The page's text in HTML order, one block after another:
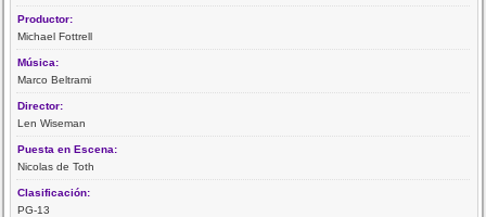
Productor:
Michael Fottrell
Música:
Marco Beltrami
Director:
Len Wiseman
Puesta en Escena:
Nicolas de Toth
Clasificación:
PG-13